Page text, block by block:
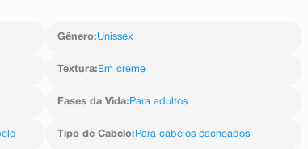
Antifrizz by Gigi Grigrio 325ml nas mãos e aplique-
nas pontas. Deixe agir por alguns instantes e
Gênero:Unissex
Textura: Em creme
Fases da Vida: Para adultos
Tipo de Cabelo: Para cabelos cacheados